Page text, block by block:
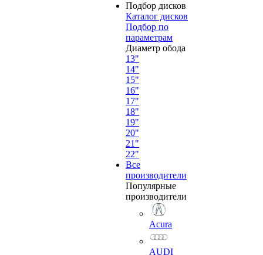
Подбор дисков
Каталог дисков
Подбор по
параметрам
Диаметр обода
13"
14"
15"
16"
17"
18"
19"
20"
21"
22"
Все
производители
Популярные
производители
Acura
AUDI